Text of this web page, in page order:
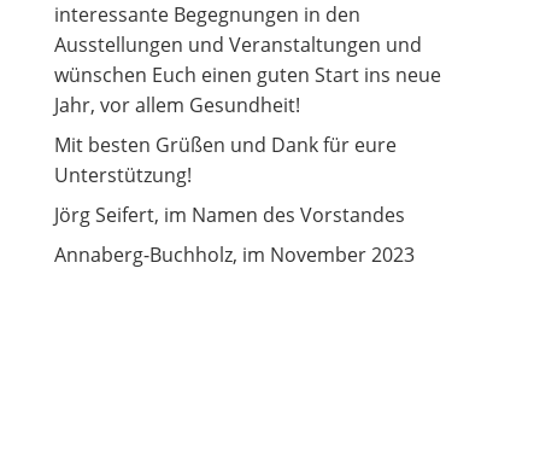
interessante Begegnungen in den
Ausstellungen und Veranstaltungen und
wünschen Euch einen guten Start ins neue
Jahr, vor allem Gesundheit!
Mit besten Grüßen und Dank für eure
Unterstützung!
Jörg Seifert, im Namen des Vorstandes
Annaberg-Buchholz, im November 2023